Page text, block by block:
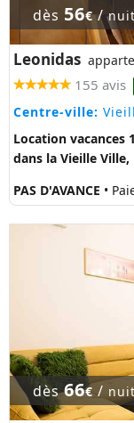
dès 56€/nuit
Leonidas
155 avis
Centre-ville:
Location vacances
dans la Vieille
PAS D'AVANCE •
dès66€ /